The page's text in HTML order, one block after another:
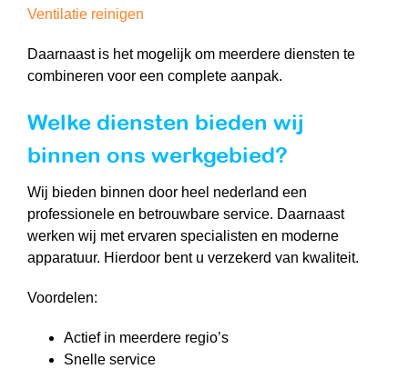
Ventilatie reinigen
Daarnaast is het mogelijk om meerdere diensten te
combineren voor een complete aanpak.
Welke diensten bieden wij
binnen ons werkgebied?
Wij bieden binnen door heel nederland een
professionele en betrouwbare service. Daarnaast
werken wij met ervaren specialisten en moderne
apparatuur. Hierdoor bent u verzekerd van kwaliteit.
Voordelen:
Actief in meerdere regio’s
Snelle service